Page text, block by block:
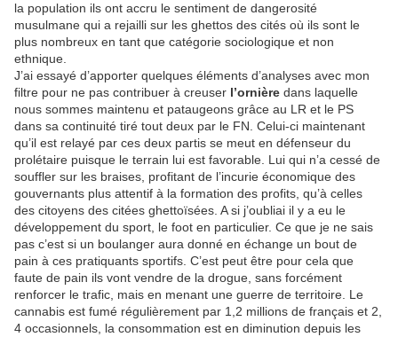
la population ils ont accru le sentiment de dangerosité
musulmane qui a rejailli sur les ghettos des cités où ils sont le
plus nombreux en tant que catégorie sociologique et non
ethnique.
J’ai essayé d’apporter quelques éléments d’analyses avec mon
filtre pour ne pas contribuer à creuser l’ornière dans laquelle
nous sommes maintenu et pataugeons grâce au LR et le PS
dans sa continuité tiré tout deux par le FN. Celui-ci maintenant
qu’il est relayé par ces deux partis se meut en défenseur du
prolétaire puisque le terrain lui est favorable. Lui qui n’a cessé de
souffler sur les braises, profitant de l’incurie économique des
gouvernants plus attentif à la formation des profits, qu’à celles
des citoyens des citées ghettoïsées. A si j’oubliai il y a eu le
développement du sport, le foot en particulier. Ce que je ne sais
pas c’est si un boulanger aura donné en échange un bout de
pain à ces pratiquants sportifs. C’est peut être pour cela que
faute de pain ils vont vendre de la drogue, sans forcément
renforcer le trafic, mais en menant une guerre de territoire. Le
cannabis est fumé régulièrement par 1,2 millions de français et 2,
4 occasionnels, la consommation est en diminution depuis les